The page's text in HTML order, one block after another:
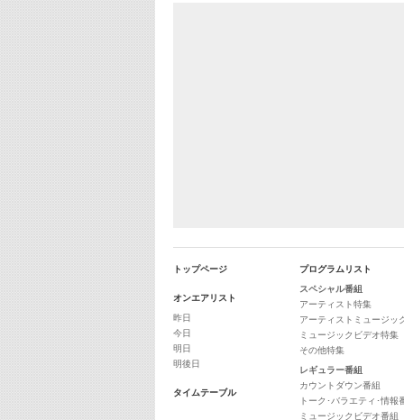
トップページ
オンエアリスト
昨日
今日
明日
明後日
タイムテーブル
プログラムリスト
スペシャル番組
アーティスト特集
アーティストミュージッ
ミュージックビデオ特集
その他特集
レギュラー番組
カウントダウン番組
トーク･バラエティ･情報
ミュージックビデオ番組